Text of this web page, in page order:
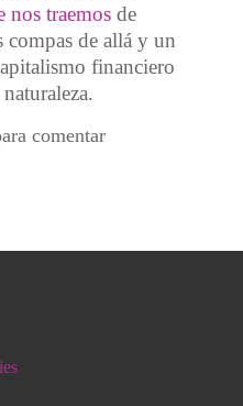
nos traemos de
compas de allá y un
financiero
Alemania - País de
comentar